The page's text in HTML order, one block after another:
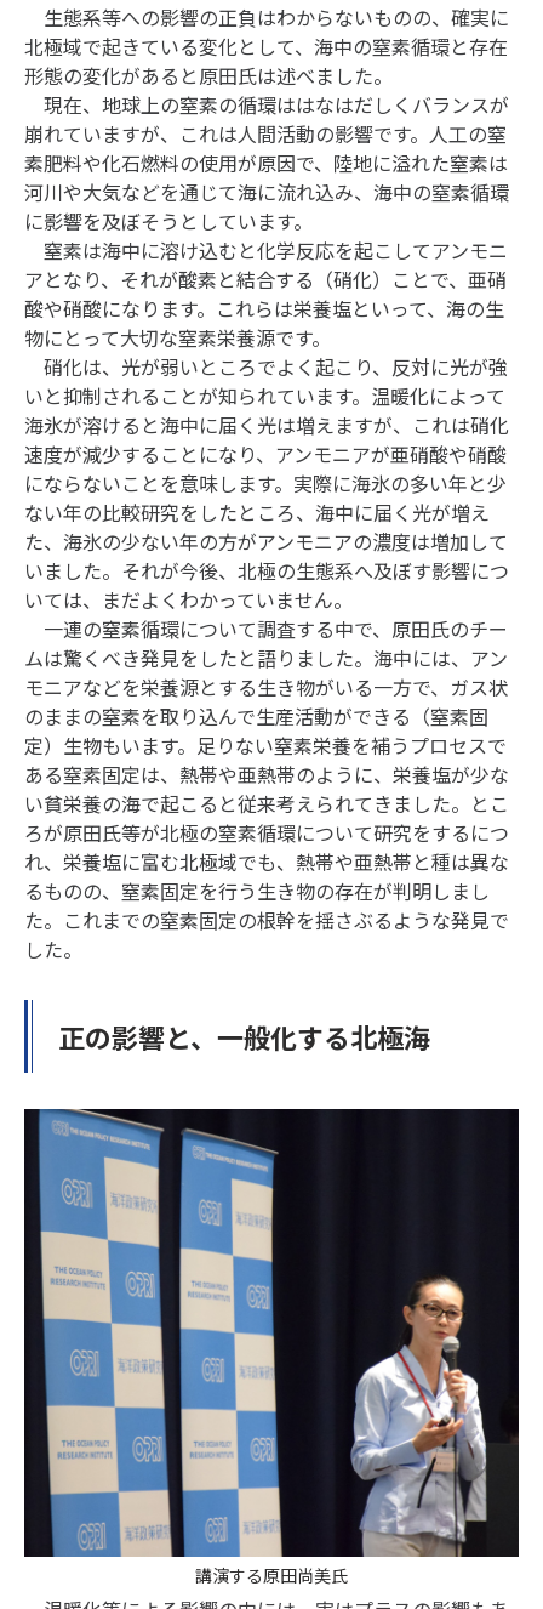
生態系等への影響の正負はわからないものの、確実に
北極域で起きている変化として、海中の窒素循環と存在
形態の変化があると原田氏は述べました。
現在、地球上の窒素の循環ははなはだしくバランスが
崩れていますが、これは人間活動の影響です。人工の窒
素肥料や化石燃料の使用が原因で、陸地に溢れた窒素は
河川や大気などを通じて海に流れ込み、海中の窒素循環
に影響を及ぼそうとしています。
窒素は海中に溶け込むと化学反応を起こしてアンモニ
アとなり、それが酸素と結合する（硝化）ことで、亜硝
酸や硝酸になります。これらは栄養塩といって、海の生
物にとって大切な窒素栄養源です。
硝化は、光が弱いところでよく起こり、反対に光が強
いと抑制されることが知られています。温暖化によって
海氷が溶けると海中に届く光は増えますが、これは硝化
速度が減少することになり、アンモニアが亜硝酸や硝酸
にならないことを意味します。実際に海氷の多い年と少
ない年の比較研究をしたところ、海中に届く光が増え
た、海氷の少ない年の方がアンモニアの濃度は増加して
いました。それが今後、北極の生態系へ及ぼす影響につ
いては、まだよくわかっていません。
一連の窒素循環について調査する中で、原田氏のチー
ムは驚くべき発見をしたと語りました。海中には、アン
モニアなどを栄養源とする生き物がいる一方で、ガス状
のままの窒素を取り込んで生産活動ができる（窒素固
定）生物もいます。足りない窒素栄養を補うプロセスで
ある窒素固定は、熱帯や亜熱帯のように、栄養塩が少な
い貧栄養の海で起こると従来考えられてきました。とこ
ろが原田氏等が北極の窒素循環について研究をするにつ
れ、栄養塩に富む北極域でも、熱帯や亜熱帯と種は異な
るものの、窒素固定を行う生き物の存在が判明しまし
た。これまでの窒素固定の根幹を揺さぶるような発見で
した。
正の影響と、一般化する北極海
講演する原田尚美氏